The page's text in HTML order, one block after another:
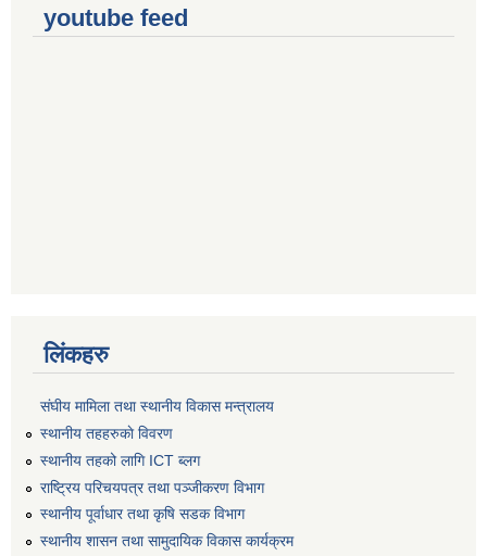
youtube feed
लिंकहरु
संघीय मामिला तथा स्थानीय विकास मन्त्रालय
स्थानीय तहहरुकाे विवरण
स्थानीय तहको लागि ICT ब्लग
राष्‍ट्रिय परिचयपत्र तथा पञ्‍जीकरण विभाग
स्थानीय पूर्वाधार तथा कृषि सडक विभाग
स्थानीय शासन तथा सामुदायिक विकास कार्यक्रम